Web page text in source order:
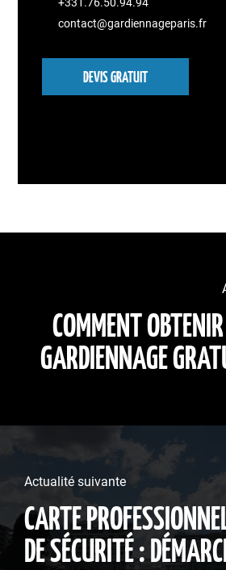
contact@gardiennageparis.fr
DEVIS GRATUIT
COMMENT
GARDIENNAGE
Actualité suivante
CARTE
DE SÉCURITÉ :